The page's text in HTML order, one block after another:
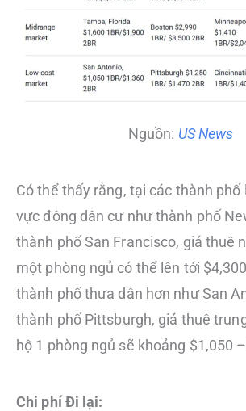
Nguồn: US News
Có thể thấy rằng, tại các thành phố
vực đông dân cư như thành phố
thành phố San Francisco, giá thuê
một phòng ngủ có thể lên tới
thành phố thưa dân hơn như San
thành phố Pittsburgh, giá thuê
hộ 1 phòng ngủ sẽ khoảng $1,050
Chi phí Đi lại: